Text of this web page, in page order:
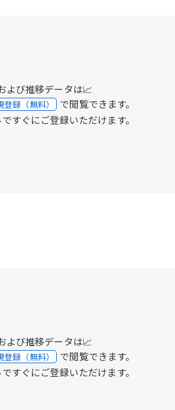
よび推移データは📈
登録（無料） で閲覧できます。
すぐにご登録いただけます。
よび推移データは📈
登録（無料） で閲覧できます。
すぐにご登録いただけます。